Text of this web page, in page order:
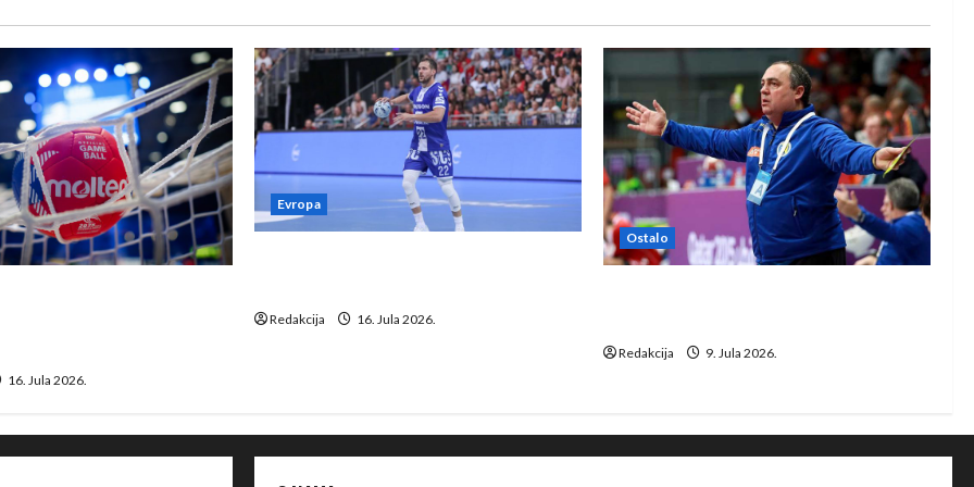
16. Jula 2026.
Evropa
Redakcija 16. Jula 2026.
Ostalo
Redakcija 9. Jula 2026.